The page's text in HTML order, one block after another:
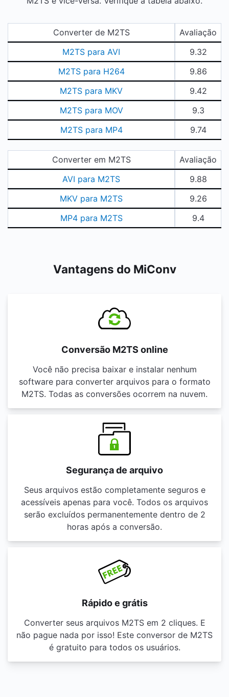
Converter de M2TS
Avaliação
M2TS para AVI
9.32
M2TS para H264
9.86
M2TS para MKV
9.42
M2TS para MOV
9.3
M2TS para MP4
9.74
Converter em M2TS
Avaliação
AVI para M2TS
9.88
MKV para M2TS
9.26
MP4 para M2TS
9.4
Vantagens do MiConv
Conversão M2TS online
Você não precisa baixar e instalar nenhum
software para converter arquivos para o formato
M2TS. Todas as conversões ocorrem na nuvem.
Segurança de arquivo
Seus arquivos estão completamente seguros e
acessíveis apenas para você. Todos os arquivos
serão excluídos permanentemente dentro de 2
horas após a conversão.
Rápido e grátis
Converter seus arquivos M2TS em 2 cliques. E
não pague nada por isso! Este conversor de M2TS
é gratuito para todos os usuários.